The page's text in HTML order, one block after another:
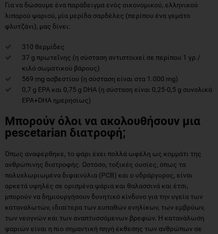
Για να δώσουμε ένα παράδειγμα ενός οικονομικού, ελληνικού
λιπαρού ψαριού, μία μερίδα σαρδέλες (περίπου ένα γεμάτο
φλυτζάνι), μας δίνει:
310 θερμίδες
37 g πρωτεΐνης (η σύσταση αντιστοιχεί σε περίπου 1 γρ./
κιλό σωματικού βάρους)
569 mg ασβεστίου (η σύσταση είναι στα 1.000 mg)
0,7 g EPA και 0,75 g DHA (η σύσταση είναι 0,25-0,5 g συνολικά
EPA+DHA ημερησίως)
Μπορούν όλοι να ακολουθήσουν μια
pescetarian διατροφή;
Όπως αναφέρθηκε, το ψάρι έχει πολλά ωφέλη ως κομμάτι της
ανθρώπινης διατροφής. Ωστόσο, τοξικές ουσίες, όπως τα
πολυχλωριωμένα διφαινύλια (PCB) και ο υδράργυρος, είναι
αρκετά υψηλές σε ορισμένα ψάρια και θαλασσινά και έτσι,
μπορούν να δημιουργήσουν δυνητικό κίνδυνο για την υγεία των
καταναλωτών, ιδιαίτερα των ευπαθών ενηλίκων, των εμβρύων,
των νεογνών και των αναπτυσσόμενων βρεφών. Η κατανάλωση
ψαριών είναι η πιο σημαντική πηγή έκθεσης των ανθρώπων σε